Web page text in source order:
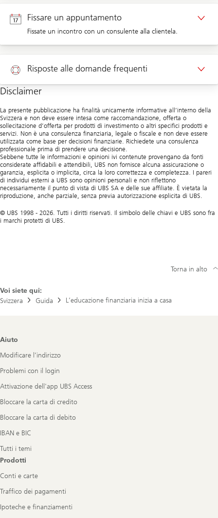
Richiamata clienti privati
Fissare un appuntamento
Fissate un incontro con un consulente alla clientela.
Appuntamento clienti privati
Risposte alle domande frequenti
Aiuto
Disclaimer
La presente pubblicazione ha finalità unicamente informative all’interno della
Svizzera e non deve essere intesa come raccomandazione, offerta o
sollecitazione d’offerta per prodotti di investimento o altri specifici prodotti e
servizi. Non è una consulenza finanziaria, legale o fiscale e non deve essere
utilizzata come base per decisioni finanziarie. Richiedete una consulenza
professionale prima di prendere una decisione.
Sebbene tutte le informazioni e opinioni ivi contenute provengano da fonti
considerate affidabili e attendibili, UBS non fornisce alcuna assicurazione o
garanzia, esplicita o implicita, circa la loro correttezza e completezza. I pareri
di individui esterni a UBS sono opinioni personali e non riflettono
necessariamente il punto di vista di UBS SA e delle sue affiliate. È vietata la
riproduzione, anche parziale, senza previa autorizzazione esplicita di UBS.
© UBS 1998 - 2026. Tutti i diritti riservati. Il simbolo delle chiavi e UBS sono fra
i marchi protetti di UBS.
Voi siete qui:
Svizzera
Guida L’educazione finanziaria inizia a casa
Torna in alto
Footer
Aiuto
Modificare l’indirizzo
Problemi con il login
Attivazione dell'app UBS Access
Bloccare la carta di credito
Bloccare la carta di debito
IBAN e BIC
Tutti i temi
Prodotti
Conti e carte
Traffico dei pagamenti
Ipoteche e finanziamenti